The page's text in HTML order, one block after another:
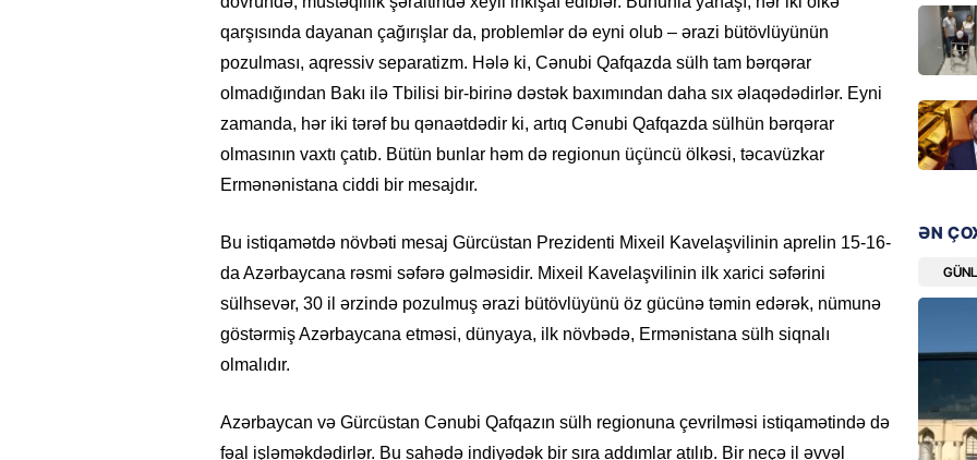
qarşısında dayanan çağırışlar da, problemlər də eyni olub – ərazi bütövlüyünün
pozulması, aqressiv separatizm. Hələ ki, Cənubi Qafqazda sülh tam bərqərar
olmadığından Bakı ilə Tbilisi bir-birinə dəstək baxımından daha sıx əlaqədədirlər. Eyni
zamanda, hər iki tərəf bu qənaətdədir ki, artıq Cənubi Qafqazda sülhün bərqərar
olmasının vaxtı çatıb. Bütün bunlar həm də regionun üçüncü ölkəsi, təcavüzkar
Ermənənistana ciddi bir mesajdır.
Bu istiqamətdə növbəti mesaj Gürcüstan Prezidenti Mixeil Kavelaşvilinin aprelin 15-16-
da Azərbaycana rəsmi səfərə gəlməsidir. Mixeil Kavelaşvilinin ilk xarici səfərini
sülhsevər, 30 il ərzində pozulmuş ərazi bütövlüyünü öz gücünə təmin edərək, nümunə
göstərmiş Azərbaycana etməsi, dünyaya, ilk növbədə, Ermənistana sülh siqnalı
olmalıdır.
Azərbaycan və Gürcüstan Cənubi Qafqazın sülh regionuna çevrilməsi istiqamətində də
fəal işləməkdədirlər. Bu sahədə indiyədək bir sıra addımlar atılıb. Bir neçə il əvvəl
95
bağlı
günə
BANNER
GÜNDƏM
ƏN